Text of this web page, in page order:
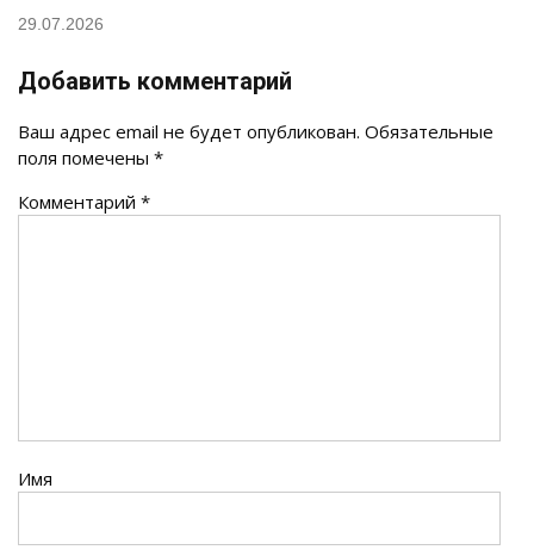
29.07.2026
Добавить комментарий
Ваш адрес email не будет опубликован. Обязательные
поля помечены *
Комментарий *
Имя